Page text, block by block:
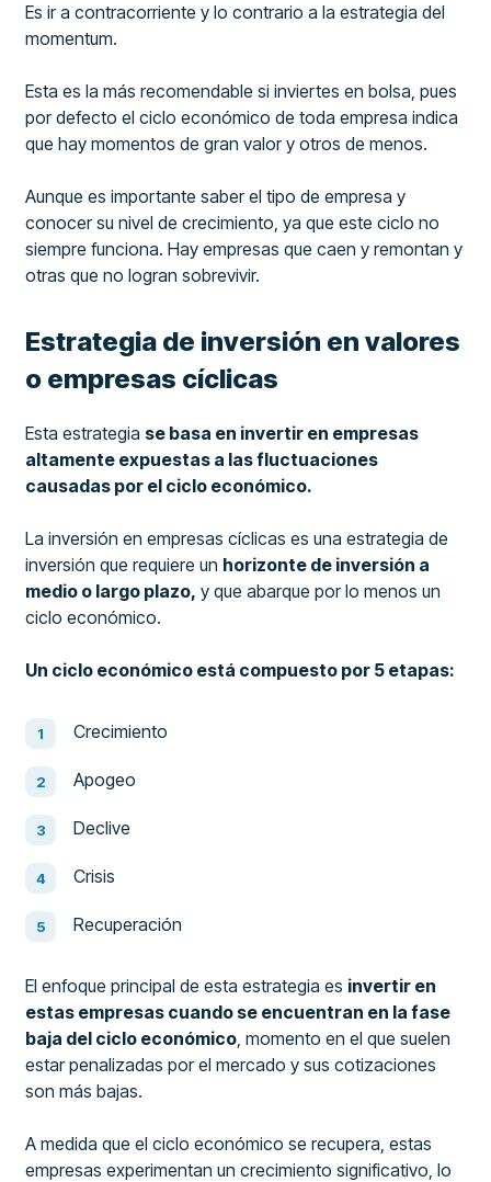
Es ir a contracorriente y lo contrario a la estrategia del
momentum.
Esta es la más recomendable si inviertes en bolsa, pues
por defecto el ciclo económico de toda empresa indica
que hay momentos de gran valor y otros de menos.
Aunque es importante saber el tipo de empresa y
conocer su nivel de crecimiento, ya que este ciclo no
siempre funciona. Hay empresas que caen y remontan y
otras que no logran sobrevivir.
Estrategia de inversión en valores
o empresas cíclicas
Esta estrategia se basa en invertir en empresas
altamente expuestas a las fluctuaciones
causadas por el ciclo económico.
La inversión en empresas cíclicas es una estrategia de
inversión que requiere un horizonte de inversión a
medio o largo plazo, y que abarque por lo menos un
ciclo económico.
Un ciclo económico está compuesto por 5 etapas:
Crecimiento
Apogeo
Declive
Crisis
Recuperación
El enfoque principal de esta estrategia es invertir en
estas empresas cuando se encuentran en la fase
baja del ciclo económico, momento en el que suelen
estar penalizadas por el mercado y sus cotizaciones
son más bajas.
A medida que el ciclo económico se recupera, estas
empresas experimentan un crecimiento significativo, lo